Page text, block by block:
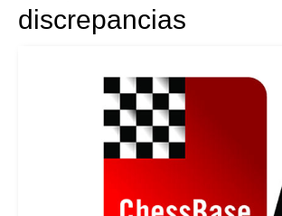
discrepancias